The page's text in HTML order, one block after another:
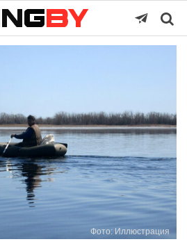
Фото: Иллюстрация